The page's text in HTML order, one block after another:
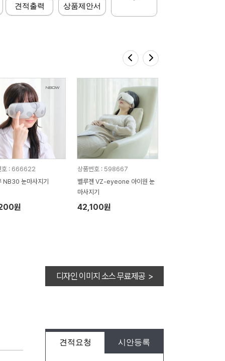
견적출력 상품제안서
호 : 666622
NB30 눈마사지기
원
상품번호 : 598667
벨루젠 VZ-eyeone 아이원 눈
마사지기
42,100원
디자인 이미지 소스 무료제공 >
견적요청 시안등록